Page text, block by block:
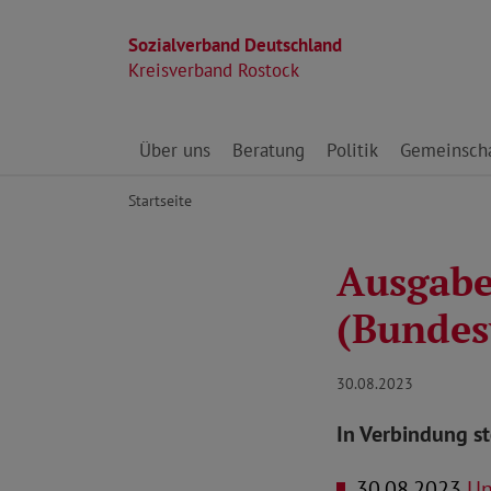
Sozialverband Deutschland
Kreisverband Rostock
Direkt zu den Inhalten springen
Über uns Beratung Politik
Startseite
30.08.2023
In Verbindung